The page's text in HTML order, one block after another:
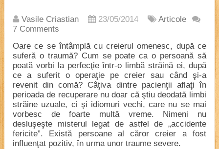
Vasile Criastian 23/05/2014
Articole
7 Comments
Oare ce se întâmplă cu creierul omenesc, după ce
suferă o traumă? Cum se poate ca o persoană să
poată vorbi la perfecţie într-o limbă străină ei, după
ce a suferit o operaţie pe creier sau când şi-a
revenit din comă? Câţiva dintre pacienţii aflaţi în
perioada de recuperare nu doar că ştiu deodată limbi
străine uzuale, ci şi idiomuri vechi, care nu se mai
vorbesc de foarte multă vreme. Nimeni nu
desluşeşte misterul legat de astfel de „accidente
fericite”. Există persoane al căror creier a fost
influenţat pozitiv, în urma unor traume severe.